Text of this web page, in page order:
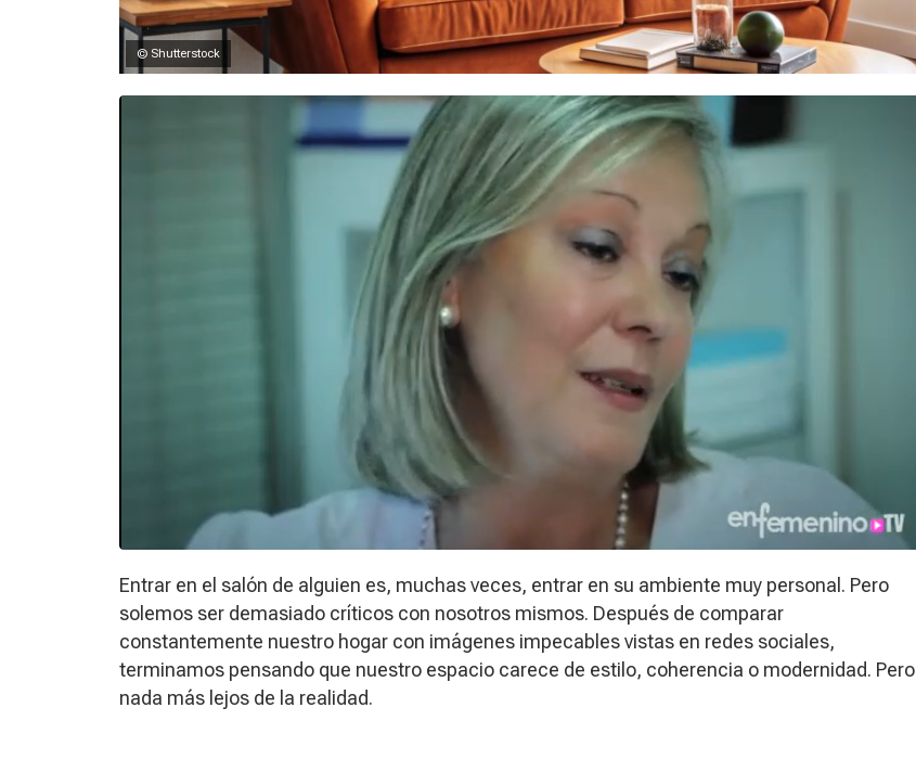
© Shutterstock
Entrar en el salón de alguien es, muchas veces, entrar en su ambiente muy personal. Pero
solemos ser demasiado críticos con nosotros mismos. Después de comparar
constantemente nuestro hogar con imágenes impecables vistas en redes sociales,
terminamos pensando que nuestro espacio carece de estilo, coherencia o modernidad. Pero
nada más lejos de la realidad.